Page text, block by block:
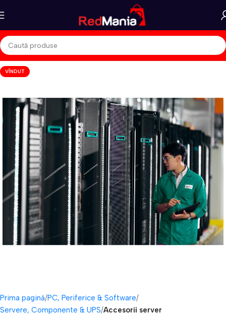
VÎNDUT
Prima pagină PC, Periferice & Software
Servere, Componente & UPS Accesorii server